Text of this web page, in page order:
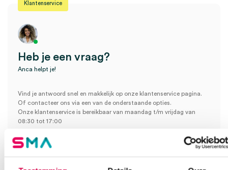
Klantenservice
Heb je een vraag?
Anca helpt je!
Vind je antwoord snel en makkelijk op onze klantenservice pagina.
Of contacteer ons via een van de onderstaande opties.
Onze klantenservice is bereikbaar van maandag t/m vrijdag van
08:30 tot 17:00
Bel Anca